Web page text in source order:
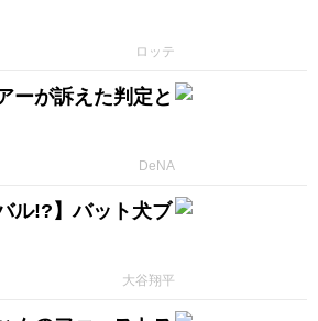
ロッテ
ーが訴えた判定と
DeNA
ル!?】バット犬ブ
大谷翔平